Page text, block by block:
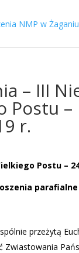
– III
Postu –
r.
Postu –
parafialne
przeżytą
Zwiastowania